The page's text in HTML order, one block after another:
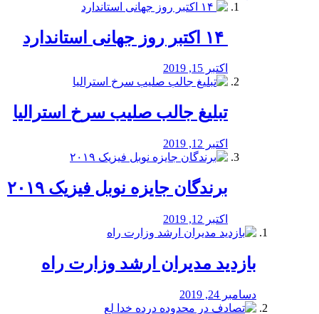
اکتبر 15, 2019
تبلیغ جالب صلیب سرخ استرالیا
اکتبر 12, 2019
برندگان جایزه نوبل فیزیک ۲۰۱۹
اکتبر 12, 2019
بازدید مدیران ارشد وزارت راه
دسامبر 24, 2019